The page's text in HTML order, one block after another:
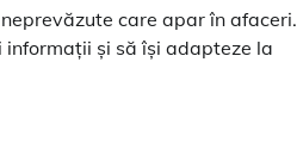
care apar în afaceri.
informații și să își adapteze la